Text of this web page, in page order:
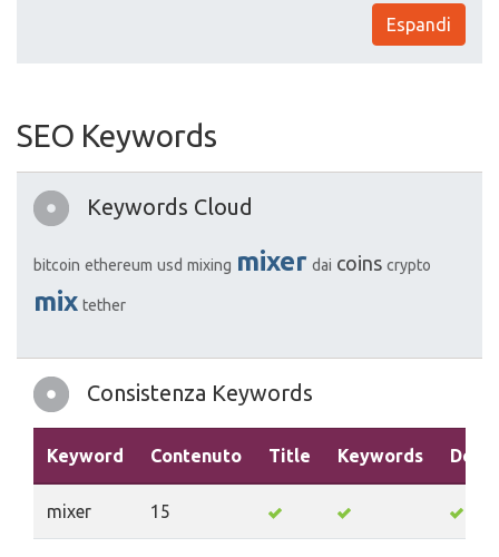
Espandi
SEO Keywords
Keywords Cloud
bitcoin ethereum usd mixing mixer dai coins crypto
mix tether
Consistenza Keywords
Keyword Contenuto Title Keywords
mixer 15